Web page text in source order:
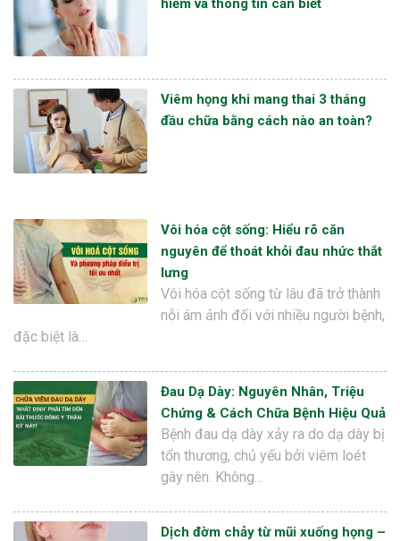
hiểm và thông tin cần biết
Viêm họng khi mang thai 3 tháng
đầu chữa bằng cách nào an toàn?
Vôi hóa cột sống: Hiểu rõ căn
nguyên để thoát khỏi đau nhức thắt
lưng
Vôi hóa cột sống từ lâu đã trở thành
nỗi ám ảnh đối với nhiều người bệnh,
đặc biệt là…
Đau Dạ Dày: Nguyên Nhân, Triệu
Chứng & Cách Chữa Bệnh Hiệu Quả
Bệnh đau dạ dày xảy ra do dạ dày bị
tổn thương, chủ yếu bởi viêm loét
gây nên. Không…
Dịch đờm chảy từ mũi xuống họng –